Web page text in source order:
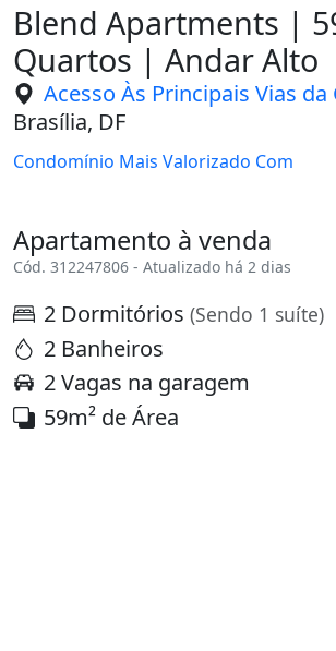
Blend Apartments |
Quartos | Andar Alto
Acesso Às Principais Vias da
Brasília, DF
Condomínio Mais Valorizado Com
Apartamento à venda
Cód. 312247806 - Atualizado há 2 dias
2 Dormitórios (Sendo 1 suíte)
2 Banheiros
2 Vagas na garagem
59m² de Área